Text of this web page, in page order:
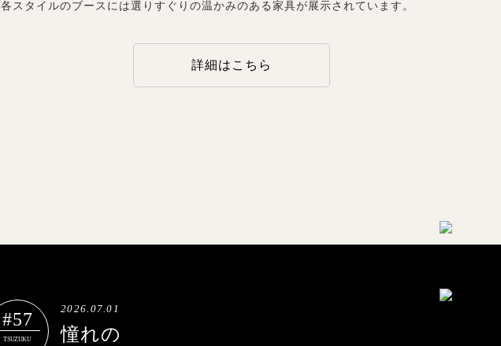
各スタイルのブースには選りすぐりの温かみのある家具が展示されています。
詳細はこちら
#57
TSUZUKU
2026.07.01
憧れの